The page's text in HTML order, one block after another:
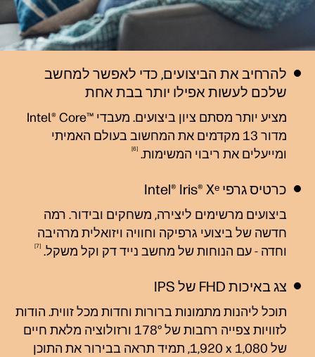
להרחיב את הביצועים, כדי לאפשר למחשב
שלכם לעשות אפילו יותר בבת אחת
מציע יותר מסתם ציון ביצועים. מעבדי ™Intel® Core
מדור 13 מקדמים את המחשוב בעולם האמיתי
ומייעלים את ריבוי המשימות. 6
כרטיס גרפי Intel® Iris® Xᵉ
ביצועים מרשימים ליצירה, משחקים ובידור. רמה
חדשה של ביצועי גרפיקה וחוויה ויזואלית מרהיבה
וחדה - עם הנוחות של מחשב נייד דק וקל משקל. 7
צג באיכות FHD של IPS
תוכל ליהנות מתמונות ברורות וחדות מכל זווית. הודות
לזוויות צפייה רחבות של 178° ורזולוציה מלאת חיים
של ‎1,920 x 1,080, תמיד תראה בבירור את התוכן